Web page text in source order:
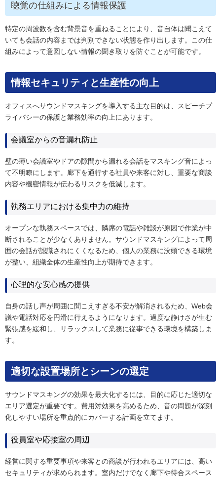
聴覚の仕組みによる情報保護
特定の周波数を含む背景音を重ねることにより、音自体は聞こえて
いても会話の内容までは判別できない状態を作り出します。この仕
組みによって意図しない情報の聞き取りを防ぐことが可能です。
情報セキュリティと生産性の向上
オフィスへサウンドマスキングを導入する主な目的は、スピーチプ
ライバシーの保護と業務効率の向上にあります。
会議室からの音漏れ防止
壁の薄い会議室やドアの隙間から漏れる会話をマスキング音によっ
て不明瞭にします。廊下を通行する社員や来客に対し、重要な商談
内容や機密情報が伝わるリスクを低減します。
執務エリアにおける集中力の維持
オープンな執務スペースでは、隣席の電話や雑談が原因で作業が中
断されることが少なくありません。サウンドマスキングによって周
囲の会話が認識されにくくなるため、個人の業務に没頭できる環境
が整い、組織全体の生産性向上が期待できます。
心理的な安心感の提供
自身の話し声が周囲に聞こえすぎる不安が解消されるため、Web会
議や電話対応を円滑に行えるようになります。過度な静けさが生む
緊張感を緩和し、リラックスして業務に従事できる環境を構築しま
す。
適切な設置場所とシーンの選定
サウンドマスキングの効果を最大化するには、目的に応じた適切な
エリア選定が重要です。費用対効果を高めるため、音の問題が深刻
化しやすい場所を重点的にカバーする計画を立てます。
役員室や応接室の周辺
経営に関する重要事項や来客との商談が行われるエリアには、高い
セキュリティが求められます。室内だけでなく廊下や待合スペース